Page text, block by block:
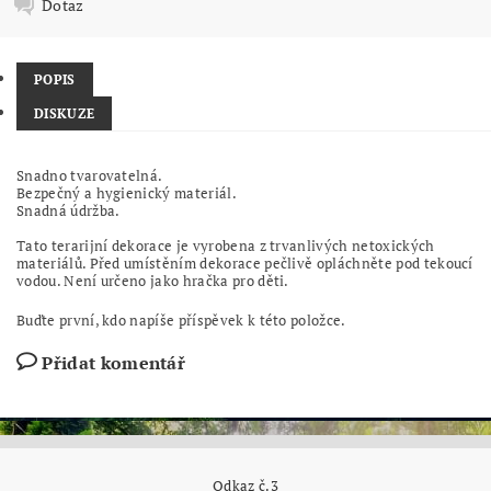
Dotaz
POPIS
DISKUZE
Snadno tvarovatelná.
Bezpečný a hygienický materiál.
Snadná údržba.
Tato terarijní dekorace je vyrobena z trvanlivých netoxických
materiálů. Před umístěním dekorace pečlivě opláchněte pod tekoucí
vodou. Není určeno jako hračka pro děti.
Buďte první, kdo napíše příspěvek k této položce.
Přidat komentář
Odkaz č.3